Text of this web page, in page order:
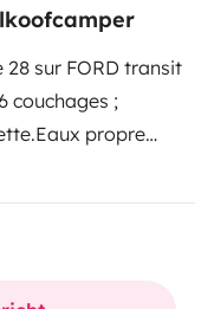
28 sur FORD transit
couchages ;
Eaux propre
aspirante, 3 feux
truma,
gaz
protection
et vitres, volet